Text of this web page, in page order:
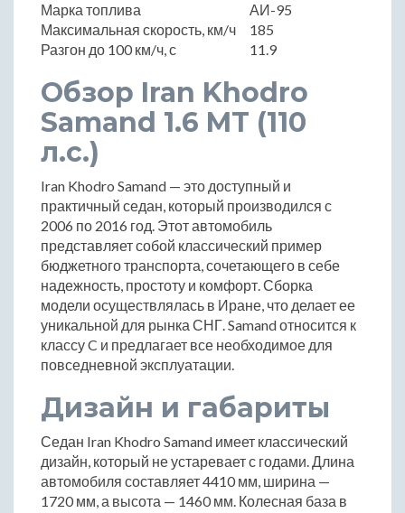
Марка топлива
АИ-95
Максимальная скорость, км/ч
185
Разгон до 100 км/ч, с
11.9
Обзор Iran Khodro
Samand 1.6 MT (110
л.с.)
Iran Khodro Samand — это доступный и
практичный седан, который производился с
2006 по 2016 год. Этот автомобиль
представляет собой классический пример
бюджетного транспорта, сочетающего в себе
надежность, простоту и комфорт. Сборка
модели осуществлялась в Иране, что делает ее
уникальной для рынка СНГ. Samand относится к
классу C и предлагает все необходимое для
повседневной эксплуатации.
Дизайн и габариты
Седан Iran Khodro Samand имеет классический
дизайн, который не устаревает с годами. Длина
автомобиля составляет 4410 мм, ширина —
1720 мм, а высота — 1460 мм. Колесная база в